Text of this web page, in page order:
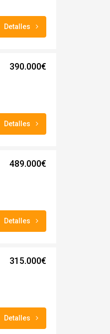
Detalles
390.000€
Detalles
489.000€
Detalles
315.000€
Detalles